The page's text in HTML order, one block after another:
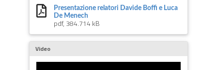
Presentazione relatori Davide Boffi e Luca
De Menech
pdf, 384.714 kB
Video